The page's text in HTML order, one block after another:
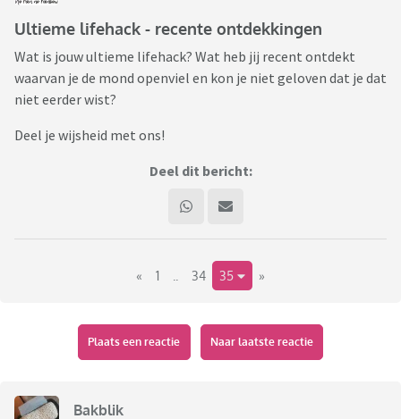
Ultieme lifehack - recente ontdekkingen
Wat is jouw ultieme lifehack? Wat heb jij recent ontdekt
waarvan je de mond openviel en kon je niet geloven dat je dat
niet eerder wist?
Deel je wijsheid met ons!
Deel dit bericht:
« 1 34 35 »
Plaats een reactie Naar laatste reactie
Bakblik